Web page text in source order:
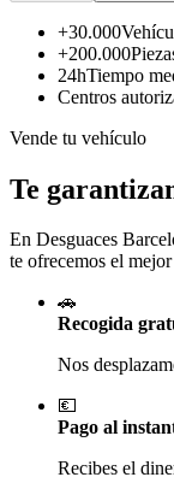
+30.000
+200.000
24hTiempo
Centros
Vende tu vehículo
Te
En Desguaces
te ofrecemos el
🚗
Recogida
Nos
💶
Pago al
Recibes el